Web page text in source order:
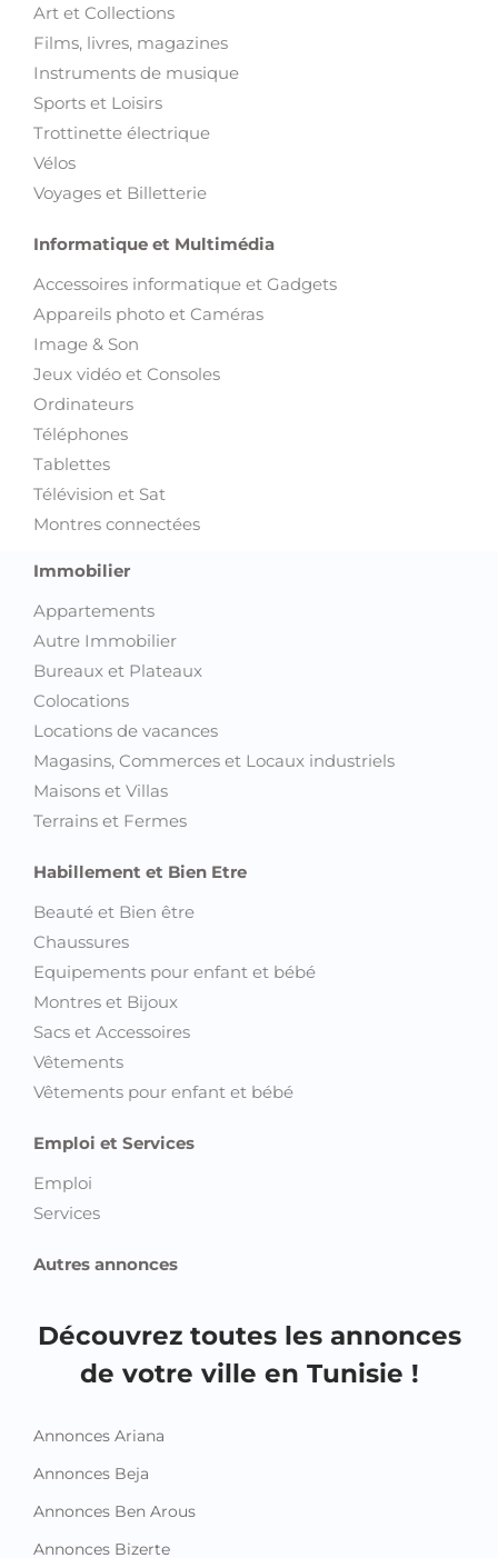
Art et Collections
Films, livres, magazines
Instruments de musique
Sports et Loisirs
Trottinette électrique
Vélos
Voyages et Billetterie
Informatique et Multimédia
Accessoires informatique et Gadgets
Appareils photo et Caméras
Image & Son
Jeux vidéo et Consoles
Ordinateurs
Téléphones
Tablettes
Télévision et Sat
Montres connectées
Immobilier
Appartements
Autre Immobilier
Bureaux et Plateaux
Colocations
Locations de vacances
Magasins, Commerces et Locaux industriels
Maisons et Villas
Terrains et Fermes
Habillement et Bien Etre
Beauté et Bien être
Chaussures
Equipements pour enfant et bébé
Montres et Bijoux
Sacs et Accessoires
Vêtements
Vêtements pour enfant et bébé
Emploi et Services
Emploi
Services
Autres annonces
Découvrez toutes les annonces
de votre ville en Tunisie !
Annonces Ariana
Annonces Beja
Annonces Ben Arous
Annonces Bizerte